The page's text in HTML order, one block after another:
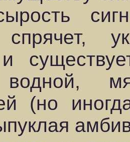
спрячет,
водной,
(но